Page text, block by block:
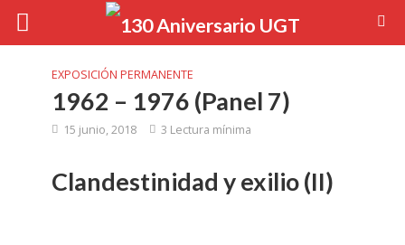
EXPOSICIÓN PERMANENTE
1962 – 1976 (Panel 7)
15 junio, 2018 3 Lectura mínima
Clandestinidad y exilio (II)